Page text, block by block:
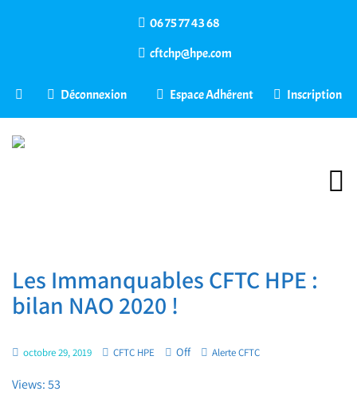
06 75 77 43 68
cftchp@hpe.com
Déconnexion Espace Adhérent Inscription
Les Immanquables CFTC HPE :
bilan NAO 2020 !
octobre 29, 2019 CFTC HPE Off Alerte CFTC
Views: 53